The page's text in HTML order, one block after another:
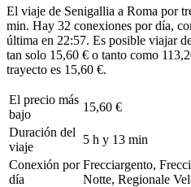
El viaje de Senigallia a Roma por
min. Hay 32 conexiones por día,
última en 22:57. Es posible viajar
tan solo 15,60 € o tanto como
trayecto es 15,60 €.
El precio más
bajo
15,60 €
Duración del
viaje
5 h y 13 min
Conexión por
día
Frecciargento,
Notte, Regionale